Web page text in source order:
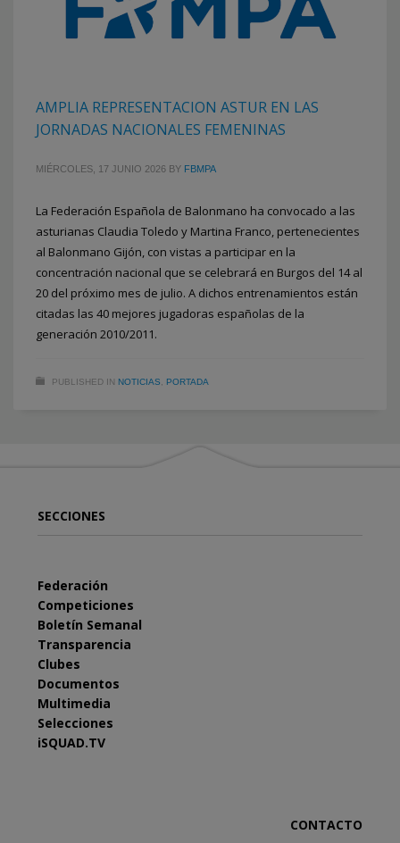
AMPLIA REPRESENTACION ASTUR EN LAS
JORNADAS NACIONALES FEMENINAS
MIÉRCOLES, 17 JUNIO 2026 BY FBMPA
La Federación Española de Balonmano ha convocado a las
asturianas Claudia Toledo y Martina Franco, pertenecientes
al Balonmano Gijón, con vistas a participar en la
concentración nacional que se celebrará en Burgos del 14 al
20 del próximo mes de julio. A dichos entrenamientos están
citadas las 40 mejores jugadoras españolas de la
generación 2010/2011.
PUBLISHED IN NOTICIAS PORTADA
SECCIONES
Federación
Competiciones
Boletín Semanal
Transparencia
Clubes
Documentos
Multimedia
Selecciones
iSQUAD.TV
CONTACTO